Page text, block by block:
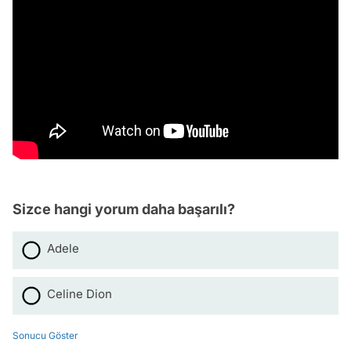
Sizce hangi yorum daha başarılı?
Adele
Celine Dion
Sonucu Göster